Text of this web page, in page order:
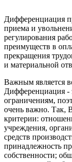
Дифференциация
приема и
регулирования
преимуществ в
прекращения
и материальной
Важным является
Дифференциация -
ограничениям,
очень важно. Так,
критерии:
учреждения,
средств
принадлежность
собственности;